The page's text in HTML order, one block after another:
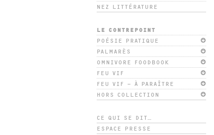
NEZ LITTÉRATURE
LE CONTREPOINT
POÉSIE PRATIQUE
PALMARÈS
OMNIVORE FOODBOOK
FEU VIF
FEU VIF – À PARAÎTRE
HORS COLLECTION
CE QUI SE DIT…
ESPACE PRESSE